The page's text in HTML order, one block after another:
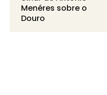
Menéres sobre o
Douro